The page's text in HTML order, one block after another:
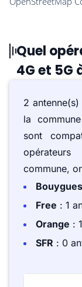
Quel
4G et 5G
2
la
sont
commune,
Free : 1
Orange :
SFR : 0